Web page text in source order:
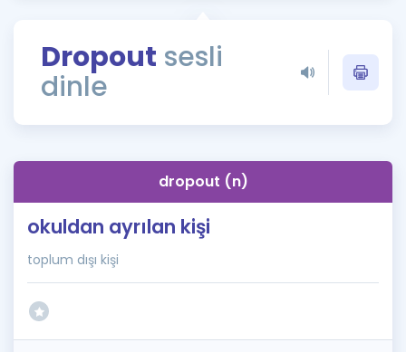
Rehberlik Aracı
ÖSYM Sınav Takvimi
İngilizce Gramer
Dropout sesli
dinle
dropout (n)
okuldan ayrılan kişi
toplum dışı kişi